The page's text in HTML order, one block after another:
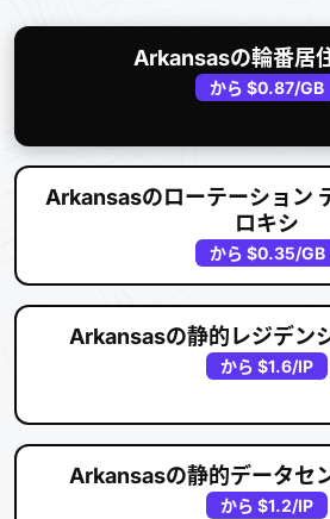
Arkansasの輪番居
から $0.87/GB
Arkansasのローテーション
ロキシ
から $0.35/GB
Arkansasの静的レジデン
から $1.6/IP
Arkansasの静的データセ
から $1.2/IP